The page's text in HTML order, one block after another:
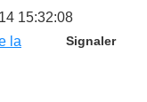
15:32:08
Signaler
la